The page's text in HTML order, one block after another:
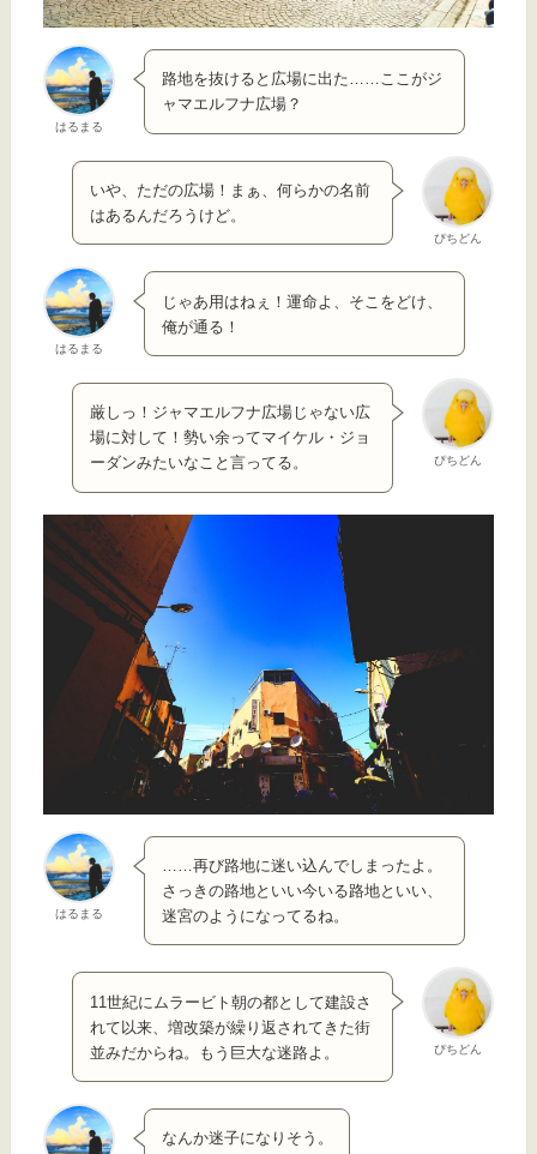
はるまる
路地を抜けると広場に出た……ここがジ
ャマエルフナ広場？
ぴちどん
いや、ただの広場！まぁ、何らかの名前
はあるんだろうけど。
はるまる
じゃあ用はねぇ！運命よ、そこをどけ、
俺が通る！
ぴちどん
厳しっ！ジャマエルフナ広場じゃない広
場に対して！勢い余ってマイケル・ジョ
ーダンみたいなこと言ってる。
はるまる
……再び路地に迷い込んでしまったよ。
さっきの路地といい今いる路地といい、
迷宮のようになってるね。
ぴちどん
11世紀にムラービト朝の都として建設さ
れて以来、増改築が繰り返されてきた街
並みだからね。もう巨大な迷路よ。
なんか迷子になりそう。